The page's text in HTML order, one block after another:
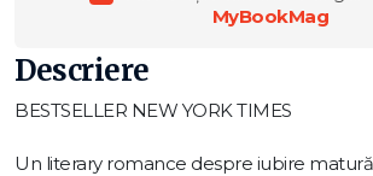
MyBookMag
Descriere
BESTSELLER NEW YORK TIMES
Un literary romance despre iubire